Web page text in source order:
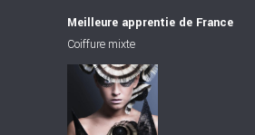
Meilleure apprentie de France
Coiffure mixte